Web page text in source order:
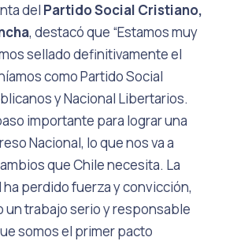
del Partido Social Cristiano,
, destacó que “Estamos muy
sellado definitivamente el
como Partido Social
y Nacional Libertarios.
importante para lograr una
Nacional, lo que nos va a
que Chile necesita. La
perdido fuerza y convicción,
un trabajo serio y responsable
somos el primer pacto